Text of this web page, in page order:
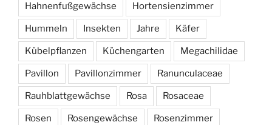
Hahnenfußgewächse Hortensienzimmer
Hummeln Insekten Jahre Käfer
Kübelpflanzen Küchengarten Megachilidae
Pavillon Pavillonzimmer Ranunculaceae
Rauhblattgewächse Rosa Rosaceae
Rosen Rosengewächse Rosenzimmer